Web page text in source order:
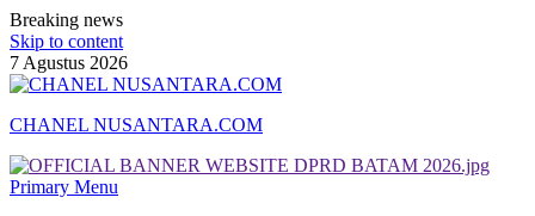
Breaking news
Skip to content
7 Agustus 2026
CHANEL NUSANTARA.COM
Primary Menu